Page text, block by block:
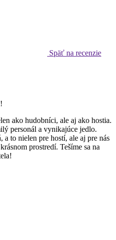
Späť na recenzie
ako hudobníci, ale aj ako hostia.
personál a vynikajúce jedlo.
to nielen pre hostí, ale aj pre nás
prostredí. Tešíme sa na